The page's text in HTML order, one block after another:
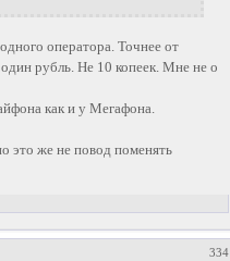
оператора. Точнее от
рубль. Не 10 копеек. Мне не о
как и у Мегафона.
это же не повод поменять
334